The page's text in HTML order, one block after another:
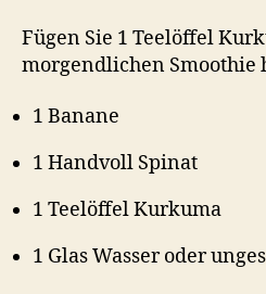
Fügen Sie 1 Teelöffel
morgendlichen Smoothie
1 Banane
1 Handvoll Spinat
1 Teelöffel Kurkuma
1 Glas Wasser oder